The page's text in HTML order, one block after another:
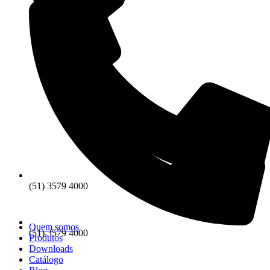
(51) 3579 4000
(51) 3579 4000
Quem somos
Produtos
Downloads
Catálogo